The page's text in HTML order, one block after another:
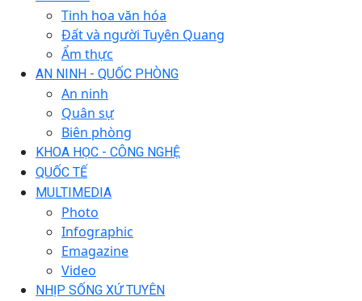
Tinh hoa văn hóa
Đất và người Tuyên Quang
Ẩm thực
AN NINH - QUỐC PHÒNG
An ninh
Quân sự
Biên phòng
KHOA HỌC - CÔNG NGHỆ
QUỐC TẾ
MULTIMEDIA
Photo
Infographic
Emagazine
Video
NHỊP SỐNG XỨ TUYÊN